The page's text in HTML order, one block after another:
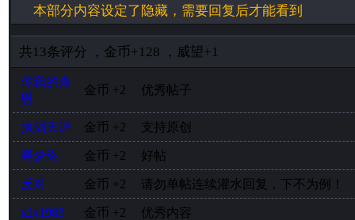
本部分内容设定了隐藏，需要回复后才能看到
共13条评分 ， 金币+128 ， 威望+1
你我的肖
恩
金币 +2 优秀帖子
执剑天涯 金币 +2 支持原创
寻梦终 金币 +2 好帖
反对 金币 +2 请勿单帖连续灌水回复，下不为例！
tclx1983 金币 +2 优秀内容